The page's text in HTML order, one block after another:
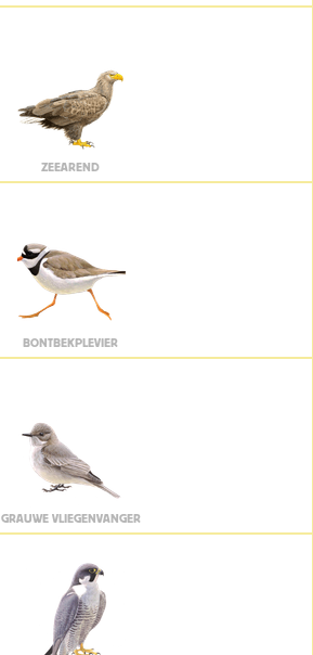
ZEEAREND
BONTBEKPLEVIER
GRAUWE VLIEGENVANGER